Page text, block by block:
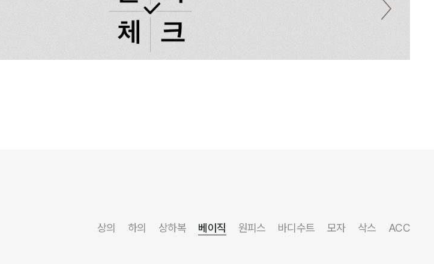
상의 하의 상하복 베이직 원피스 바디수트 모자 삭스 ACC